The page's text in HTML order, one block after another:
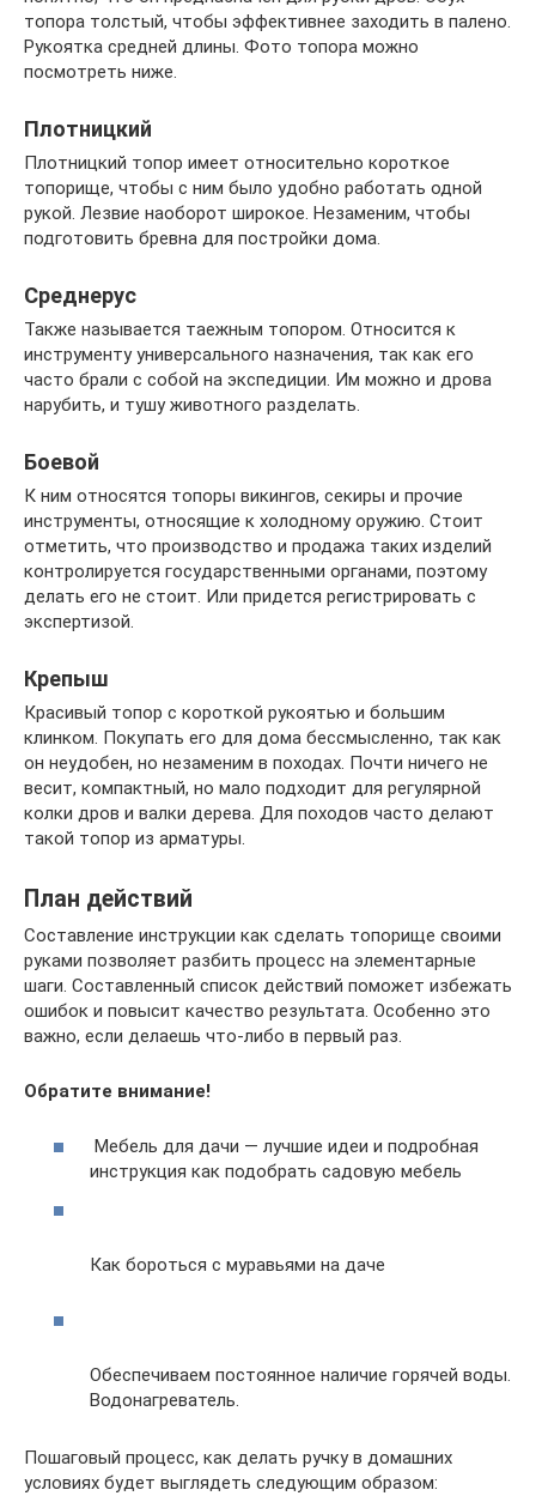
топора толстый, чтобы эффективнее заходить в палено.
Рукоятка средней длины. Фото топора можно
посмотреть ниже.
Плотницкий
Плотницкий топор имеет относительно короткое
топорище, чтобы с ним было удобно работать одной
рукой. Лезвие наоборот широкое. Незаменим, чтобы
подготовить бревна для постройки дома.
Среднерус
Также называется таежным топором. Относится к
инструменту универсального назначения, так как его
часто брали с собой на экспедиции. Им можно и дрова
нарубить, и тушу животного разделать.
Боевой
К ним относятся топоры викингов, секиры и прочие
инструменты, относящие к холодному оружию. Стоит
отметить, что производство и продажа таких изделий
контролируется государственными органами, поэтому
делать его не стоит. Или придется регистрировать с
экспертизой.
Крепыш
Красивый топор с короткой рукоятью и большим
клинком. Покупать его для дома бессмысленно, так как
он неудобен, но незаменим в походах. Почти ничего не
весит, компактный, но мало подходит для регулярной
колки дров и валки дерева. Для походов часто делают
такой топор из арматуры.
План действий
Составление инструкции как сделать топорище своими
руками позволяет разбить процесс на элементарные
шаги. Составленный список действий поможет избежать
ошибок и повысит качество результата. Особенно это
важно, если делаешь что-либо в первый раз.
Обратите внимание!
Мебель для дачи — лучшие идеи и подробная
инструкция как подобрать садовую мебель
Как бороться с муравьями на даче
Обеспечиваем постоянное наличие горячей воды.
Водонагреватель.
Пошаговый процесс, как делать ручку в домашних
условиях будет выглядеть следующим образом: